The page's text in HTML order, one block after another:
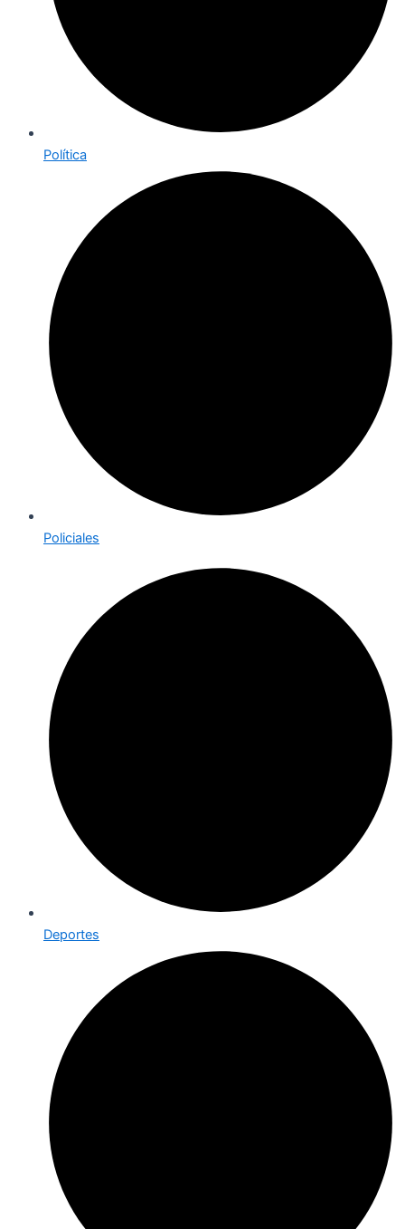
Política
Policiales
Deportes